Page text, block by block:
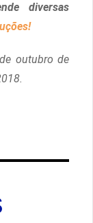
diversas
outubro de